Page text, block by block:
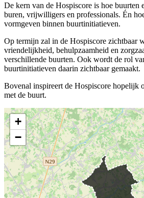
De kern van de Hospiscore is hoe buurten
buren, vrijwilligers en professionals. Én
vormgeven binnen buurtinitiatieven.
Op termijn zal in de Hospiscore zichtbaar
vriendelijkheid, behulpzaamheid en
verschillende buurten. Ook wordt de rol
buurtinitiatieven daarin zichtbaar gemaakt.
Bovenal inspireert de Hospiscore hopelijk
met de buurt.
+
−